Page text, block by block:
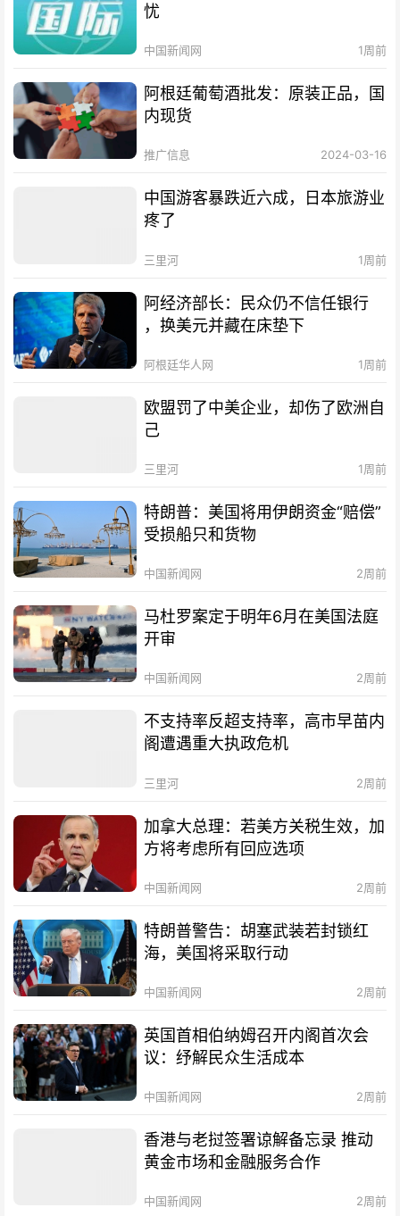
忧
中国新闻网 1周前
阿根廷葡萄酒批发：原装正品，国
内现货
推广信息 2024-03-16
中国游客暴跌近六成，日本旅游业
疼了
三里河 1周前
阿经济部长：民众仍不信任银行
，换美元并藏在床垫下
阿根廷华人网 1周前
欧盟罚了中美企业，却伤了欧洲自
己
三里河 1周前
特朗普：美国将用伊朗资金“赔偿”
受损船只和货物
中国新闻网 2周前
马杜罗案定于明年6月在美国法庭
开审
中国新闻网 2周前
不支持率反超支持率，高市早苗内
阁遭遇重大执政危机
三里河 2周前
加拿大总理：若美方关税生效，加
方将考虑所有回应选项
中国新闻网 2周前
特朗普警告：胡塞武装若封锁红
海，美国将采取行动
中国新闻网 2周前
英国首相伯纳姆召开内阁首次会
议：纾解民众生活成本
中国新闻网 2周前
香港与老挝签署谅解备忘录 推动
黄金市场和金融服务合作
中国新闻网 2周前